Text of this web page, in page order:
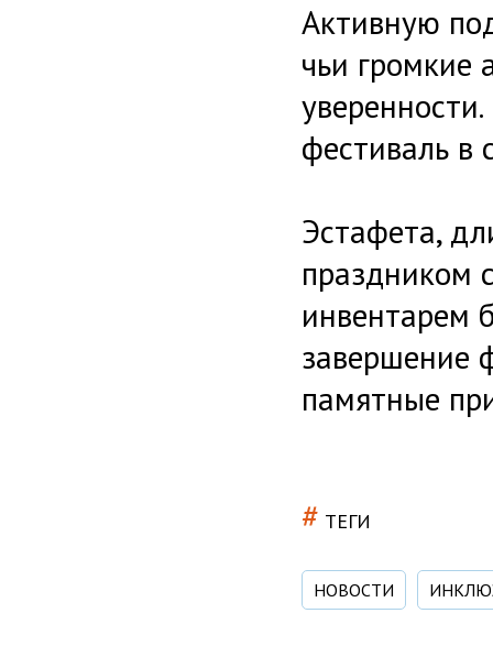
Активную
чьи громкие
фестиваль в
Эстафета,
праздником
инвентарем
завершение
памятные
# ТЕГИ
НОВОСТИ